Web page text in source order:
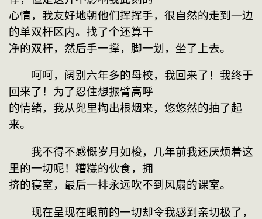
心情，我友好地朝他们挥挥手，很自然的走到一边
的单双杆区内。找了个还算干
净的双杆，然后手一撑，脚一划，坐了上去。
呵呵，阔别六年多的母校，我回来了！我终于
回来了！为了忍住想振臂高呼
的情绪，我从兜里掏出根烟来，悠悠然的抽了起
来。
我不得不感慨岁月如梭，几年前我还厌烦着这
里的一切呢！糟糕的伙食，拥
挤的寝室，最后一排永远吹不到风扇的课室。
现在呈现在眼前的一切却令我感到亲切极了，